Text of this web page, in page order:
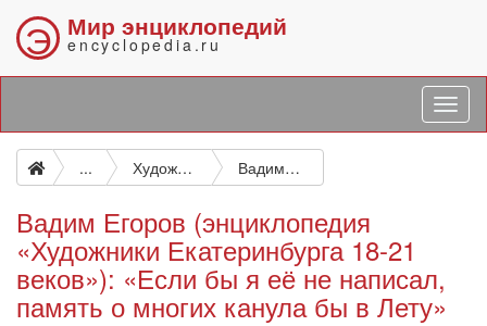
Э Мир энциклопедий
encyclopedia.ru
... Художники Екатеринбурга 18-21 веков: энциклопедия Вадим Егоров (энциклопедия «Художники Екатеринбурга 18-21 веков»): «Если бы я её не написал, память о многих канула бы в Лету»
Вадим Егоров (энциклопедия
«Художники Екатеринбурга 18-21
веков»): «Если бы я её не написал,
память о многих канула бы в Лету»